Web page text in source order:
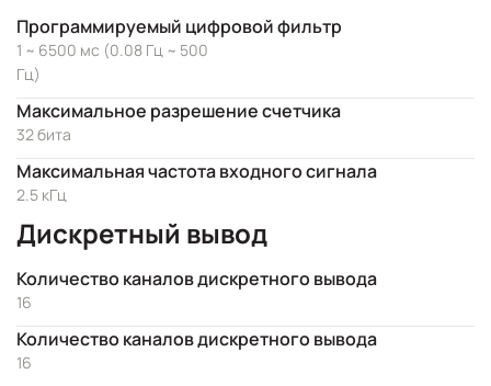
Программируемый цифровой фильтр
1 ~ 6500 мс (0.08 Гц ~ 500
Гц)
Максимальное разрешение счетчика
32 бита
Максимальная частота входного сигнала
2.5 кГц
Дискретный вывод
Количество каналов дискретного вывода
16
Количество каналов дискретного вывода
16